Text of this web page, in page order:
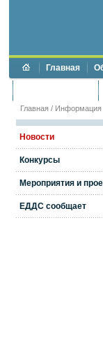
Главная
Главная / Информация
Новости
Конкурсы
Мероприятия и
ЕДДС сообщает